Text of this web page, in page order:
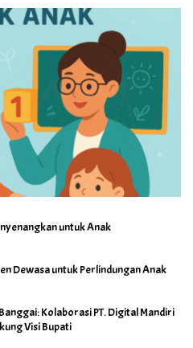
untuk Anak
Dewasa untuk Perlindungan Anak
Kolaborasi PT. Digital Mandiri
Visi Bupati